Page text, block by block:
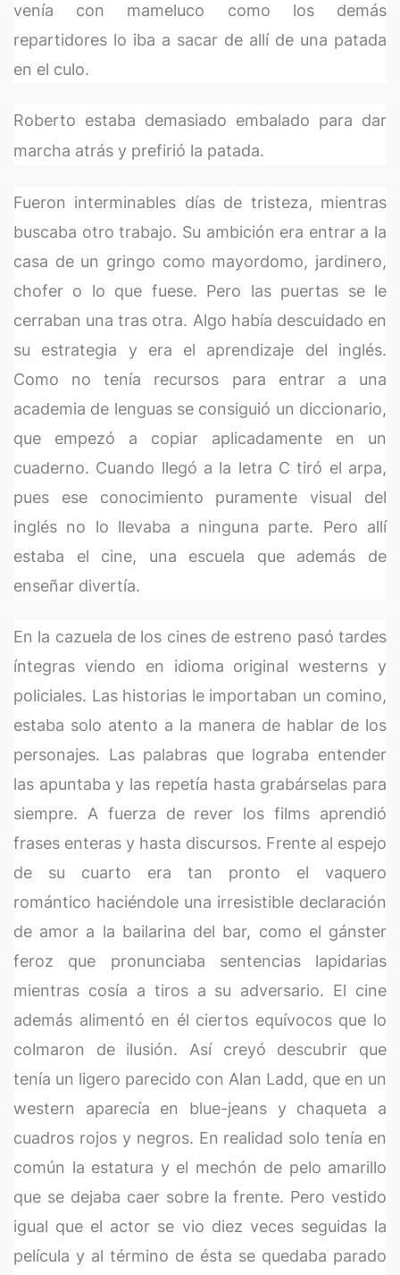
venía con mameluco como los demás
repartidores lo iba a sacar de allí de una patada
en el culo.
Roberto estaba demasiado embalado para dar
marcha atrás y prefirió la patada.
Fueron interminables días de tristeza, mientras
buscaba otro trabajo. Su ambición era entrar a la
casa de un gringo como mayordomo, jardinero,
chofer o lo que fuese. Pero las puertas se le
cerraban una tras otra. Algo había descuidado en
su estrategia y era el aprendizaje del inglés.
Como no tenía recursos para entrar a una
academia de lenguas se consiguió un diccionario,
que empezó a copiar aplicadamente en un
cuaderno. Cuando llegó a la letra C tiró el arpa,
pues ese conocimiento puramente visual del
inglés no lo llevaba a ninguna parte. Pero allí
estaba el cine, una escuela que además de
enseñar divertía.
En la cazuela de los cines de estreno pasó tardes
íntegras viendo en idioma original westerns y
policiales. Las historias le importaban un comino,
estaba solo atento a la manera de hablar de los
personajes. Las palabras que lograba entender
las apuntaba y las repetía hasta grabárselas para
siempre. A fuerza de rever los films aprendió
frases enteras y hasta discursos. Frente al espejo
de su cuarto era tan pronto el vaquero
romántico haciéndole una irresistible declaración
de amor a la bailarina del bar, como el gánster
feroz que pronunciaba sentencias lapidarias
mientras cosía a tiros a su adversario. El cine
además alimentó en él ciertos equívocos que lo
colmaron de ilusión. Así creyó descubrir que
tenía un ligero parecido con Alan Ladd, que en un
western aparecía en blue-jeans y chaqueta a
cuadros rojos y negros. En realidad solo tenía en
común la estatura y el mechón de pelo amarillo
que se dejaba caer sobre la frente. Pero vestido
igual que el actor se vio diez veces seguidas la
película y al término de ésta se quedaba parado